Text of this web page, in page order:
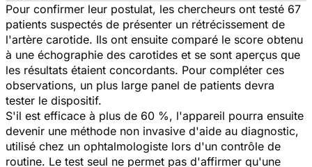
Pour confirmer leur postulat, les chercheurs ont testé 67
patients suspectés de présenter un rétrécissement de
l'artère carotide. Ils ont ensuite comparé le score obtenu
à une échographie des carotides et se sont aperçus que
les résultats étaient concordants. Pour compléter ces
observations, un plus large panel de patients devra
tester le dispositif.
S'il est efficace à plus de 60 %, l'appareil pourra ensuite
devenir une méthode non invasive d'aide au diagnostic,
utilisé chez un ophtalmologiste lors d'un contrôle de
routine. Le test seul ne permet pas d'affirmer qu'une